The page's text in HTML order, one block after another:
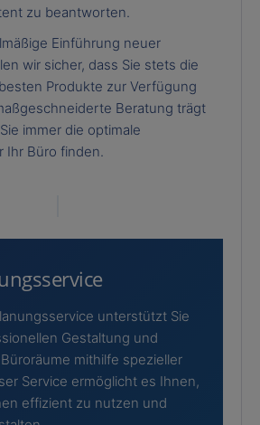
zu beantworten.
Einführung neuer
wir sicher, dass Sie stets die
Produkte zur Verfügung
Beratung trägt
immer die optimale
Ihr Büro finden.
unterstützt Sie
Gestaltung und
mithilfe spezieller
Service ermöglicht es Ihnen,
effizient zu nutzen und